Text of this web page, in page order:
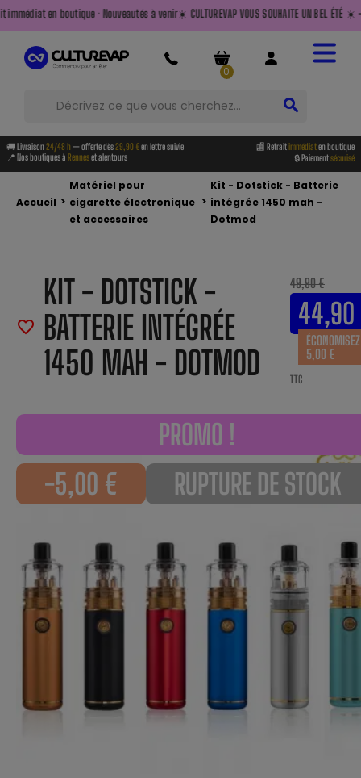
· Nouveautés à venir☀️ CULTUREVAP VOUS SOUHAITE UN BEL ÉTÉ ☀️ — FAITES
0
search
🚚 Livraison24/48 h — offerte dès29,90 €en lettre suivie 🏬 Retraitimmédiaten boutique
📍 Nos boutiques à Renneset alentours 🔒 Paiementsécurisé
Accueil >
Matériel pour
cigarette électronique
et accessoires
>
Kit - Dotstick - Batterie
intégrée 1450 mah -
Dotmod
PROMO !
-5,00 €
RUPTURE DE STOCK
favorite_border
KIT - DOTSTICK -
BATTERIE INTÉGRÉE
1450 MAH - DOTMOD
49,90 €
ÉCONOMISEZ
5,00 €
TTC